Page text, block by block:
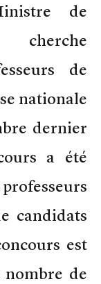
de
cherche
de
nationale
dernier
a été
candidats
est
de